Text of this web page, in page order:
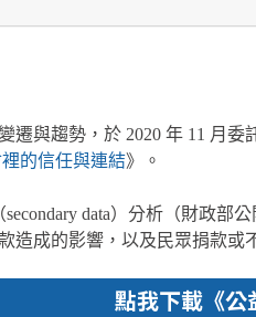
遷與趨勢，於 2020 年 11 月委
的信任與連結》。
data）分析（財政
造成的影響，以及民眾捐款或
點我下載《公